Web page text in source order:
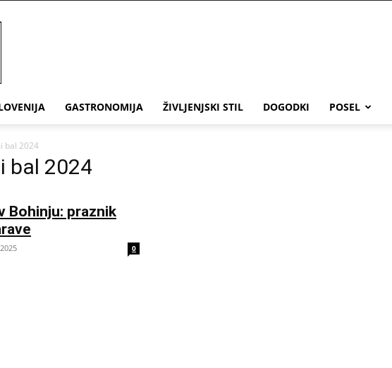
GASTRONOMIJA ŽIVLJENJSKI STIL DOGODKI POSEL
bal 2024
bal 2024
Bohinju: praznik
0